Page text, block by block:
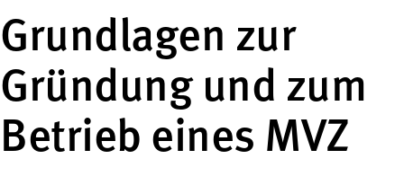
Grundlagen zur
Gründung und zum
Betrieb eines MVZ